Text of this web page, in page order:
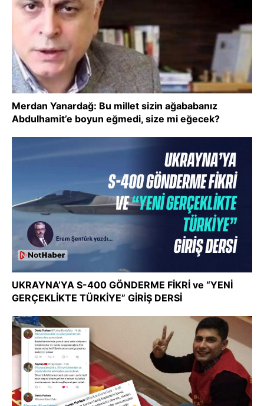
Merdan Yanardağ: Bu millet sizin ağababanız
Abdulhamit’e boyun eğmedi, size mi eğecek?
UKRAYNA’YA S-400 GÖNDERME FİKRİ ve “YENİ
GERÇEKLİKTE TÜRKİYE” GİRİŞ DERSİ